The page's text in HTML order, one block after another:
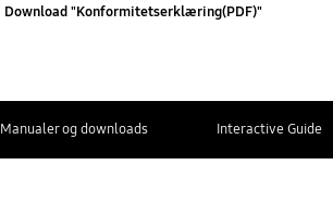
Download "Konformitetserklæring(PDF)"
Manualer og downloads Interactive Guide